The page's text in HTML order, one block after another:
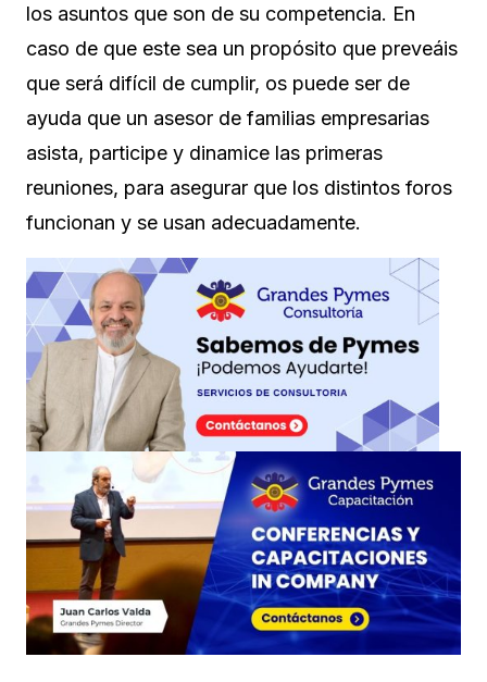
los asuntos que son de su competencia. En
caso de que este sea un propósito que preveáis
que será difícil de cumplir, os puede ser de
ayuda que un asesor de familias empresarias
asista, participe y dinamice las primeras
reuniones, para asegurar que los distintos foros
funcionan y se usan adecuadamente.